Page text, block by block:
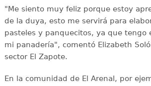
"Me siento muy feliz porque estoy
de la duya, esto me servirá para
pasteles y panquecitos, ya que tengo
mi panadería", comentó Elizabeth
sector El Zapote.
En la comunidad de El Arenal, por